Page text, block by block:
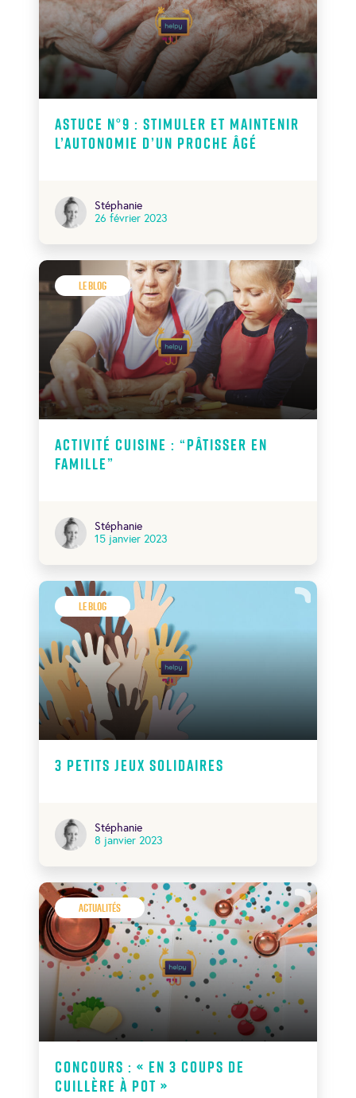
Astuce N°9 : stimuler et maintenir
l’autonomie d’un proche âgé
Stéphanie
26 février 2023
Le Blog
Activité cuisine : “Pâtisser en
famille”
Stéphanie
15 janvier 2023
Le Blog
3 petits jeux solidaires
Stéphanie
8 janvier 2023
Actualités
Concours : « En 3 coups de
cuillère à pot »